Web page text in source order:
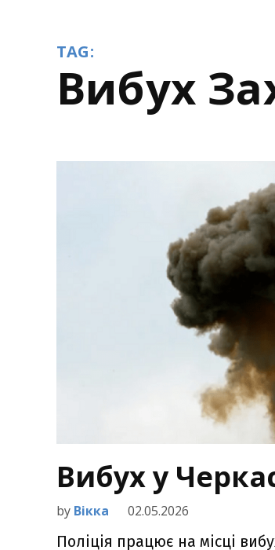
TAG:
вибух
Вибух у
by Вікка 02.05.2026
Поліція працює на місці